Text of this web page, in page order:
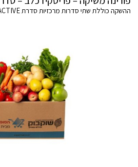
ההשקה כוללת שתי סדרות מרכזיות סדרת ACTIVE וסדרת BALANCE